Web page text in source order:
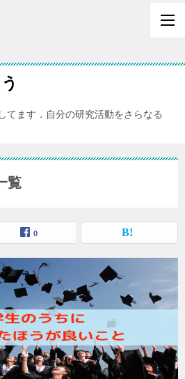
てます．自分の研究活動をさらなる
覧
0